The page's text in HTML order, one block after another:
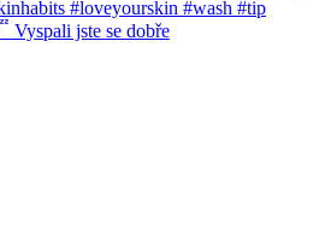
jste se dobře